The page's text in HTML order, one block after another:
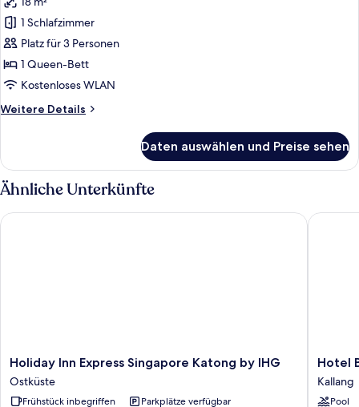
für
Standardzimmer,
1
Queen-
Bett,
anzeigen
1 Schlafzimmer
Platz für 3 Personen
1 Queen-Bett
Kostenloses WLAN
Weitere Details
Weitere
1
Queen-
Bett,
Poolblick
Daten auswählen und Preise sehen
Ähnliche Unterkünfte
Holiday
Inn
Express
Singapore
Holiday Inn Express Singapore Katong by IHG
Ostküste
Frühstück inbegriffen
Parkplätze verfügbar
Holiday Inn Express Singapore Katong by IHG
Hotel
Boss
Kallang
Hotel
Kallang
Pool
Hotel